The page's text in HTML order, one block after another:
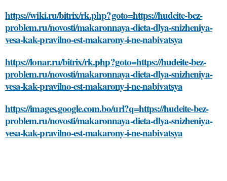
https://wiki.ru/bitrix/rk.php?goto=https://hudeite-bez-
problem.ru/novosti/makaronnaya-dieta-dlya-snizheniya-
vesa-kak-pravilno-est-makarony-i-ne-nabivatsya
https://lonar.ru/bitrix/rk.php?goto=https://hudeite-bez-
problem.ru/novosti/makaronnaya-dieta-dlya-snizheniya-
vesa-kak-pravilno-est-makarony-i-ne-nabivatsya
https://images.google.com.bo/url?q=https://hudeite-bez-
problem.ru/novosti/makaronnaya-dieta-dlya-snizheniya-
vesa-kak-pravilno-est-makarony-i-ne-nabivatsya